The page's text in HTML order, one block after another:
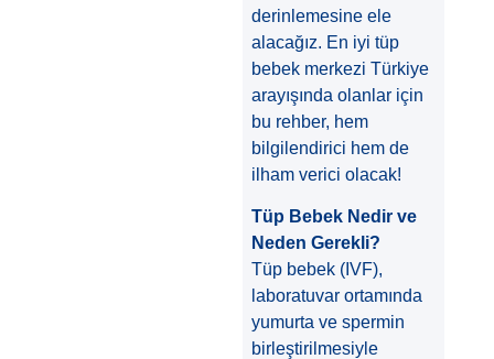
derinlemesine ele
alacağız. En iyi tüp
bebek merkezi Türkiye
arayışında olanlar için
bu rehber, hem
bilgilendirici hem de
ilham verici olacak!
Tüp Bebek Nedir ve
Neden Gerekli?
Tüp bebek (IVF),
laboratuvar ortamında
yumurta ve spermin
birleştirilmesiyle